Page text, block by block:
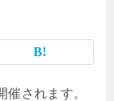
されます。